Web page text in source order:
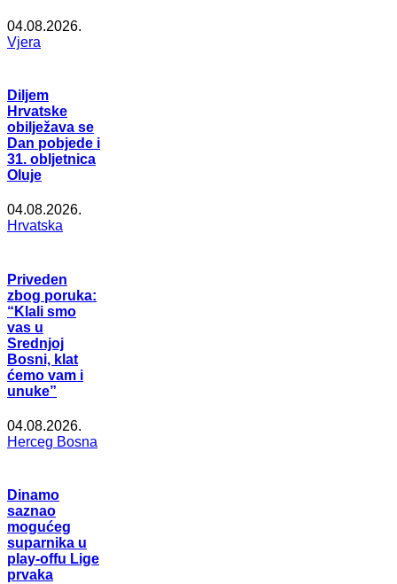
04.08.2026.
Vjera
Diljem
Hrvatske
obilježava se
Dan pobjede i
31. obljetnica
Oluje
04.08.2026.
Hrvatska
Priveden
zbog poruka:
“Klali smo
vas u
Srednjoj
Bosni, klat
ćemo vam i
unuke”
04.08.2026.
Herceg Bosna
Dinamo
saznao
mogućeg
suparnika u
play-offu Lige
prvaka